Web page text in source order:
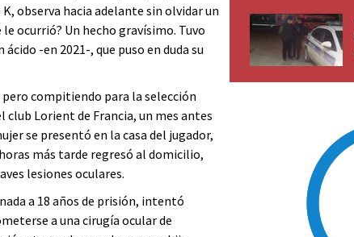
observa hacia adelante sin olvidar un
ocurrió? Un hecho gravísimo. Tuvo
-en 2021-, que puso en duda su
pero compitiendo para la selección
club Lorient de Francia, un mes antes
se presentó en la casa del jugador,
más tarde regresó al domicilio,
lesiones oculares.
a 18 años de prisión, intentó
a una cirugía ocular de